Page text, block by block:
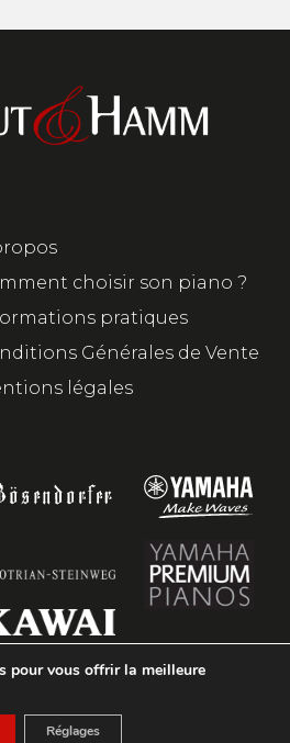
choisir son piano ?
pratiques
Générales de Vente
légales
- Réalisation
pour vous offrir la meilleure
Réglages